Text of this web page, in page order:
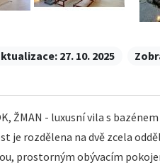
27. 10. 2025
ŽMAN - luxusní vila s
je rozdělena na dvě zcela
prostorným obývacím